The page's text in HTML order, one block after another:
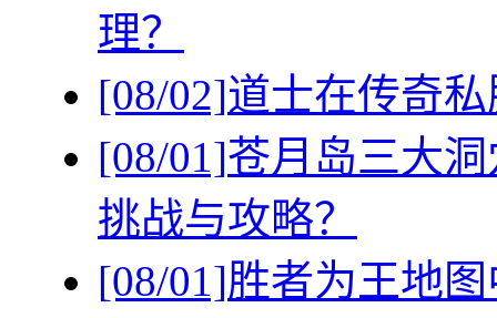
理？
[08/02]道士在传奇
[08/01]苍月岛三大
挑战与攻略？
[08/01]胜者为王地